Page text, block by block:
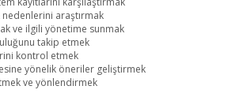
nedenlerini araştırmak
ve ilgili yönetime sunmak
takip etmek
kontrol etmek
yönelik öneriler geliştirmek
ve yönlendirmek